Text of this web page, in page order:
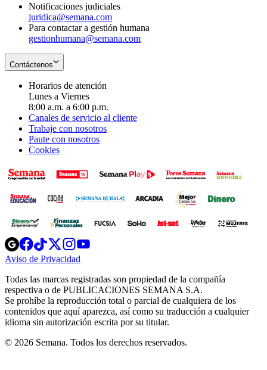
Notificaciones judiciales
juridica@semana.com
Para contactar a gestión humana
gestionhumana@semana.com
Contáctenos
Horarios de atención
Lunes a Viernes
8:00 a.m. a 6:00 p.m.
Canales de servicio al cliente
Trabaje con nosotros
Paute con nosotros
Cookies
Opens
in
new
Opens
in
new
Opens
in
new
window
Opens
new
windowwindow
Aviso de Privacidad
new
window
Todas las marcas registradas son propiedad de la compañía
respectiva o de PUBLICACIONES SEMANA S.A.
Se prohíbe la reproducción total o parcial de cualquiera de los
contenidos que aquí aparezca, así como su traducción a cualquier
idioma sin autorización escrita por su titular.
© 2026 Semana. Todos los derechos reservados.